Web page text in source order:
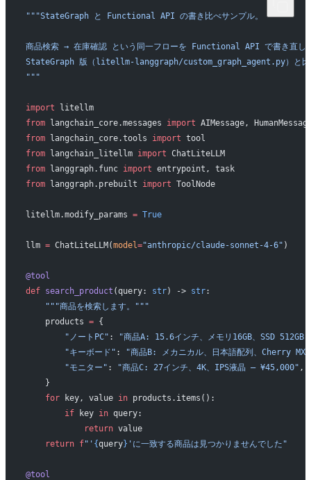
"""StateGraph と Functional API の書き比べサンプル。
商品検索 → 在庫確認 という同一フローを Functional API で書き直し
StateGraph 版（litellm-langgraph/custom_graph_agent.py）と比
"""
import litellm
from langchain_core.messages import AIMessage,
from langchain_core.tools import tool
from langchain_litellm import ChatLiteLLM
from langgraph.func import entrypoint, task
from langgraph.prebuilt import ToolNode
litellm.modify_params = True
llm = ChatLiteLLM(model ="anthropic/claude-sonnet-4-6" )
@tool
def search_product (query: str) -> str:
    """商品を検索します。"""
    products
= {
        "ノートPC"
:
"商品A: 15.6インチ、メモリ16GB、SSD
        "キーボード"
:
"商品B: メカニカル、日本語配列、Cherry
        "モニター"
: "商品C: 27インチ、4K、IPS液晶 — ¥45,000" ,
    }
    for
key, value in products.items():
        if
key in query:
            return
value
    return
f"' {query} 'に一致する商品は見つかりませんでした"
@tool